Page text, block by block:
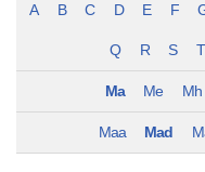
A B C D E F
Q R S T
Ma Me Mh
Maa Mad